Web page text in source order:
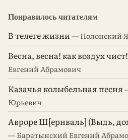
Понравилось читателям
В телеге жизни— Полонский
Весна, весна! как воздух чист!
Евгений Абрамович
Казачья колыбельная песня
Юрьевич
Авроре Ш[ернваль] (Выдь,
— Баратынский Евгений